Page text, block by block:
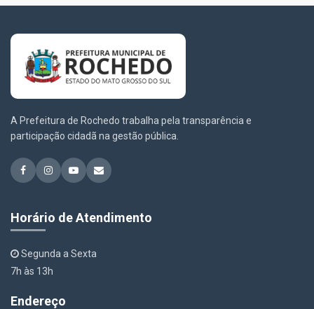
A Prefeitura de Rochedo trabalha pela transparência e
participação cidadã na gestão pública.
Horário de Atendimento
Segunda a Sexta
7h às 13h
Endereço